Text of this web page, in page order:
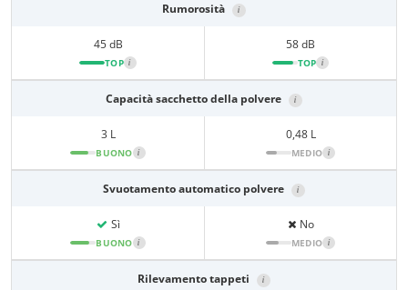
Rumorosità i
45 dB
TOP i
58 dB
TOP i
Capacità sacchetto della polvere i
3 L
BUONO i
0,48 L
MEDIO i
Svuotamento automatico polvere i
Sì
BUONO i
No
MEDIO i
Rilevamento tappeti i